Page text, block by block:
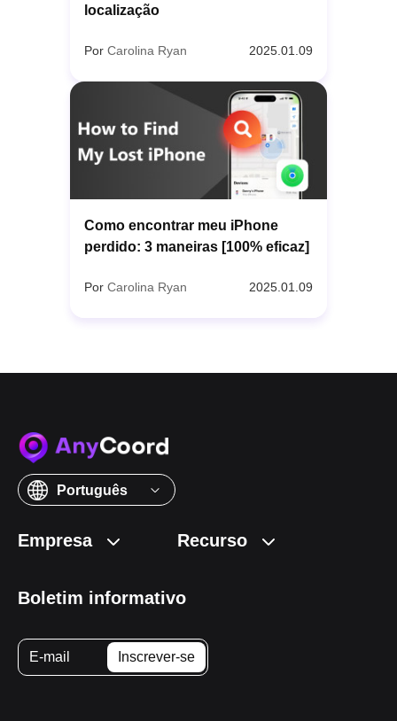
localização
Por Carolina Ryan 2025.01.09
Como encontrar meu iPhone
perdido: 3 maneiras [100% eficaz]
Por Carolina Ryan 2025.01.09
Português
Empresa Recurso
Boletim informativo